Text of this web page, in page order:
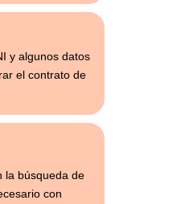
y algunos datos
el contrato de
la búsqueda de
con